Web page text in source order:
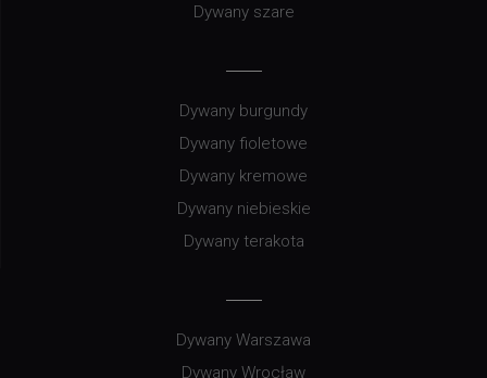
Dywany szare
Dywany burgundy
Dywany fioletowe
Dywany kremowe
Dywany niebieskie
Dywany terakota
Dywany Warszawa
Dywany Wrocław